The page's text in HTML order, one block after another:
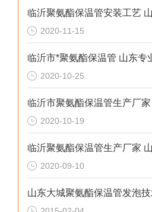
2020-11-15
2020-10-25
2020-10-19
2020-09-10